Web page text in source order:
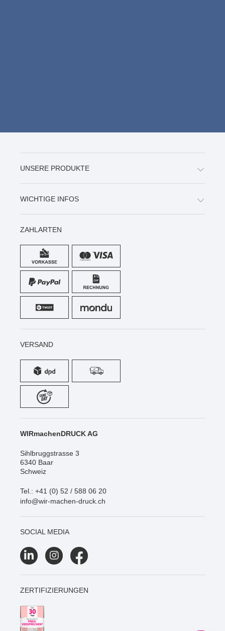
UNSERE PRODUKTE
WICHTIGE INFOS
ZAHLARTEN
VERSAND
WIRmachenDRUCK AG
Sihlbruggstrasse 3
6340 Baar
Schweiz
Tel.: +41 (0) 52 / 588 06 20
info@wir-machen-druck.ch
SOCIAL MEDIA
ZERTIFIZIERUNGEN